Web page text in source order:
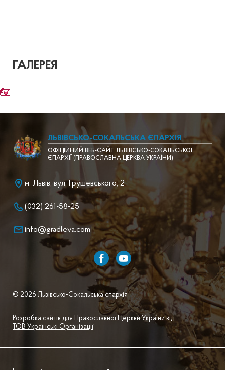
ГАЛЕРЕЯ
ЛЬВІВСЬКО-СОКАЛЬСЬКА ЄПАРХІЯ
ОФІЦІЙНИЙ ВЕБ-САЙТ ЛЬВІВСЬКО-СОКАЛЬСЬКОЇ
ЄПАРХІЇ (ПРАВОСЛАВНА ЦЕРКВА УКРАЇНИ)
м. Львів, вул. Грушевського, 2
(032) 261-58-25
info@gradleva.com
© 2026 Львівсько-Сокальська єпархія .
Розробка сайтів для Православної Церкви України від
ТОВ Українські Організації